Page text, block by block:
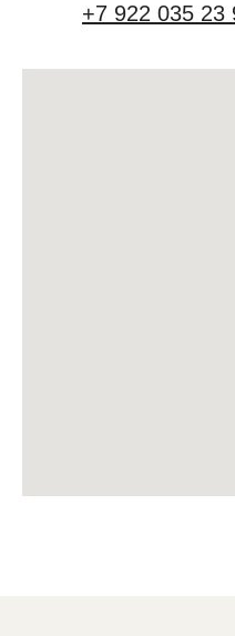
+7 922 035 23